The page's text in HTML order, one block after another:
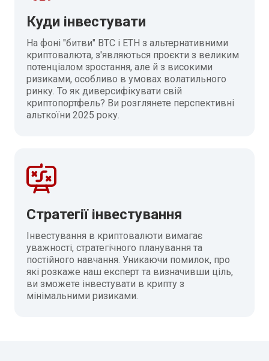
Куди інвестувати
На фоні "битви" BTC і ETH з альтернативними
криптовалюта, з'являються проєкти з великим
потенціалом зростання, але й з високими
ризиками, особливо в умовах волатильного
ринку. То як диверсифікувати свій
криптопортфель? Ви розглянете перспективні
альткоїни 2025 року.
Стратегії інвестування
Інвестування в криптовалюти вимагає
уважності, стратегічного планування та
постійного навчання. Уникаючи помилок, про
які розкаже наш експерт та визначивши ціль,
ви зможете інвестувати в крипту з
мінімальними ризиками.